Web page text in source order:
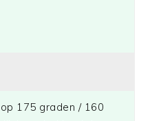
175 graden / 160